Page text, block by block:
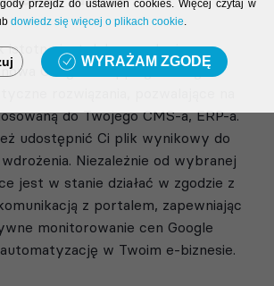
istotna jest dobrze wdrożona
Google Shopping. Dlatego
do Twojego CMS-a, ERP-a.
udostępnić Ci plik wynikowy do
Niezależnie od wybranej
jest w stanie działać w zgodzie z
z portalem, zapewniając
monitorowanie cen Google
w Twoim e-biznesie.
przejdź do ustawień cookies. Więcej czytaj w
dowiedz się więcej o plikach cookie.
WYRAŻAM ZGODĘ